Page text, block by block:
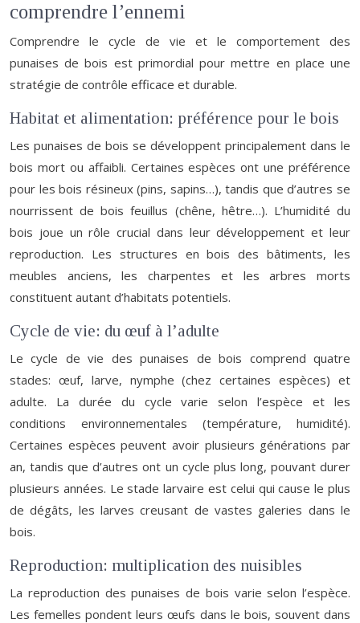
comprendre l’ennemi
Comprendre le cycle de vie et le comportement des
punaises de bois est primordial pour mettre en place une
stratégie de contrôle efficace et durable.
Habitat et alimentation: préférence pour le bois
Les punaises de bois se développent principalement dans le
bois mort ou affaibli. Certaines espèces ont une préférence
pour les bois résineux (pins, sapins…), tandis que d’autres se
nourrissent de bois feuillus (chêne, hêtre…). L’humidité du
bois joue un rôle crucial dans leur développement et leur
reproduction. Les structures en bois des bâtiments, les
meubles anciens, les charpentes et les arbres morts
constituent autant d’habitats potentiels.
Cycle de vie: du œuf à l’adulte
Le cycle de vie des punaises de bois comprend quatre
stades: œuf, larve, nymphe (chez certaines espèces) et
adulte. La durée du cycle varie selon l’espèce et les
conditions environnementales (température, humidité).
Certaines espèces peuvent avoir plusieurs générations par
an, tandis que d’autres ont un cycle plus long, pouvant durer
plusieurs années. Le stade larvaire est celui qui cause le plus
de dégâts, les larves creusant de vastes galeries dans le
bois.
Reproduction: multiplication des nuisibles
La reproduction des punaises de bois varie selon l’espèce.
Les femelles pondent leurs œufs dans le bois, souvent dans